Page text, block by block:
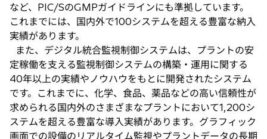
など、PIC/SのGMPガイドラインにも準拠しています。
これまでには、国内外で100システムを超える豊富な納入
実績があります。
また、デジタル統合監視制御システムは、プラントの安
定稼働を支える監視制御システムの構築・運用に関する
40年以上の実績やノウハウをもとに開発されたシステム
です。これまでに、化学、食品、薬品などの高い信頼性が
求められる国内外のさまざまなプラントにおいて1,200シ
ステムを超える豊富な導入実績があります。グラフィック
画面での設備のリアルタイム監視やプラントデータの長期